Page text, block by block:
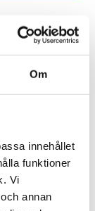
Om
innehållet
funktioner
Vi
annan
A4 blad
du kan i en
ytan.